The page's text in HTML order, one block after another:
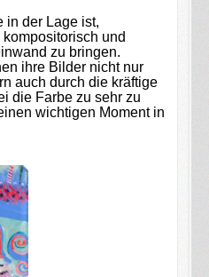
in der Lage ist,
und
zu bringen.
ihre Bilder nicht nur
auch durch die kräftige
die Farbe zu sehr zu
wichtigen Moment in